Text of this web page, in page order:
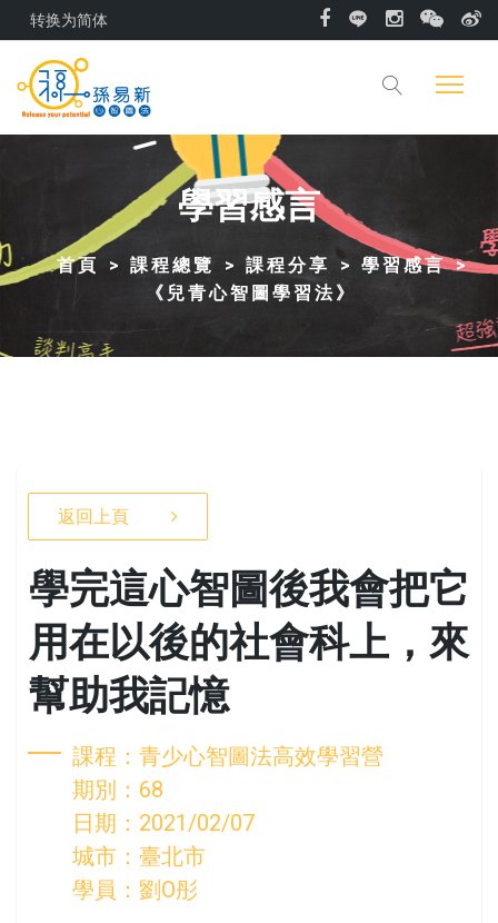
转换为简体
學習感言
首頁 課程總覽 課程分享
學習感言
《兒青心智圖學習法》
返回上頁
學完這心智圖後我會把它
用在以後的社會科上，來
幫助我記憶
課程：青少心智圖法高效學習營
期別：68
日期：2021/02/07
城市：臺北市
學員：劉O彤